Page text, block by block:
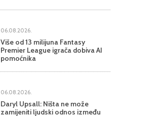
06.08.2026.
Više od 13 milijuna Fantasy
Premier League igrača dobiva AI
pomoćnika
06.08.2026.
Daryl Upsall: Ništa ne može
zamijeniti ljudski odnos između